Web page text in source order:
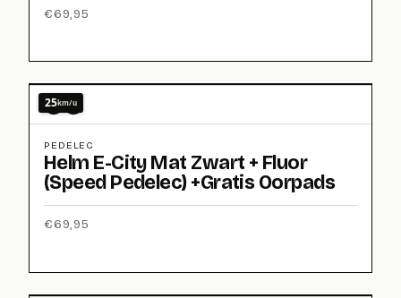
€69,95
25km/u
PEDELEC
Helm E-City Mat Zwart + Fluor
(Speed Pedelec) +Gratis Oorpads
€69,95